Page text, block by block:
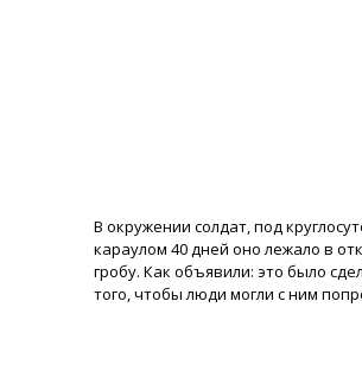
В окружении солдат, под
караулом 40 дней оно лежало в
гробу. Как объявили: это было
того, чтобы люди могли с ним